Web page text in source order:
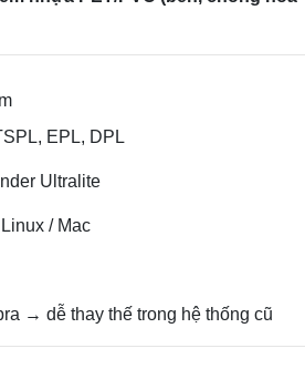
EPL, DPL
Ultralite
/ Mac
→ dễ thay thế trong hệ thống cũ